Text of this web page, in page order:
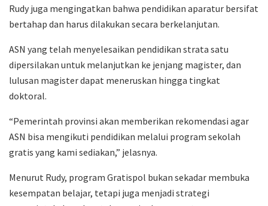
Rudy juga mengingatkan bahwa pendidikan aparatur bersifat
bertahap dan harus dilakukan secara berkelanjutan.
ASN yang telah menyelesaikan pendidikan strata satu
dipersilakan untuk melanjutkan ke jenjang magister, dan
lulusan magister dapat meneruskan hingga tingkat
doktoral.
“Pemerintah provinsi akan memberikan rekomendasi agar
ASN bisa mengikuti pendidikan melalui program sekolah
gratis yang kami sediakan,” jelasnya.
Menurut Rudy, program Gratispol bukan sekadar membuka
kesempatan belajar, tetapi juga menjadi strategi